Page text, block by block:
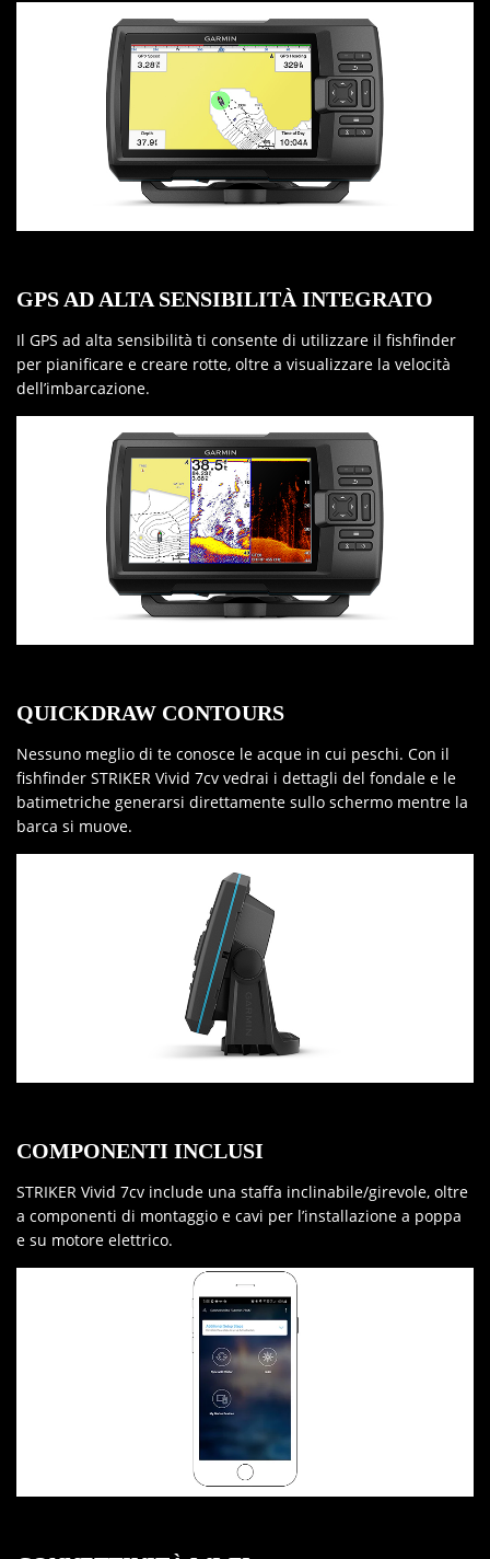
GPS AD ALTA SENSIBILITÀ INTEGRATO
Il GPS ad alta sensibilità ti consente di utilizzare il fishfinder
per pianificare e creare rotte, oltre a visualizzare la velocità
dell’imbarcazione.
QUICKDRAW CONTOURS
Nessuno meglio di te conosce le acque in cui peschi. Con il
fishfinder STRIKER Vivid 7cv vedrai i dettagli del fondale e le
batimetriche generarsi direttamente sullo schermo mentre la
barca si muove.
COMPONENTI INCLUSI
STRIKER Vivid 7cv include una staffa inclinabile/girevole, oltre
a componenti di montaggio e cavi per l’installazione a poppa
e su motore elettrico.